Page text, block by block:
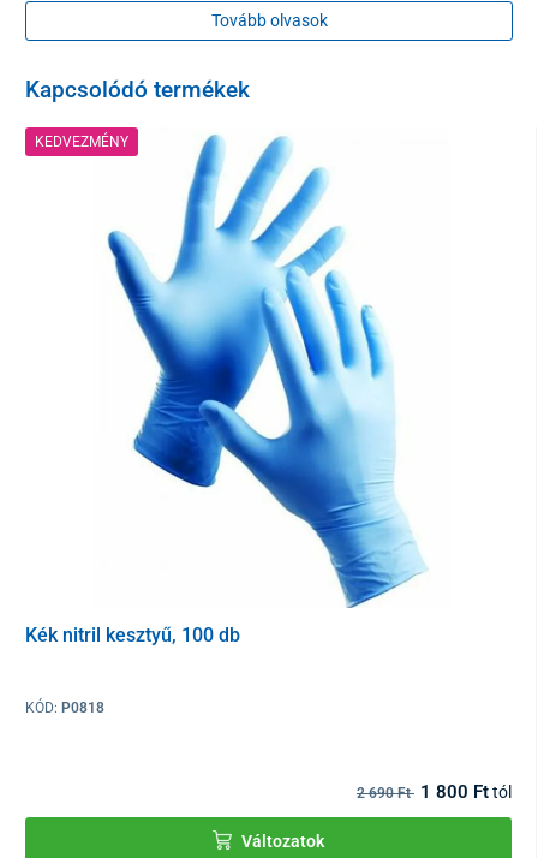
higiéniai szintet.
Rendszer
Méretek (Ma x Sz x Mé)
2740 g
műanyag
fehér
Tovább olvasok
Kapcsolódó termékek
KEDVEZMÉNY
Kék nitril kesztyű, 100 db
KÓD: P0818
2 690 Ft 1 800 Fttól
Változatok